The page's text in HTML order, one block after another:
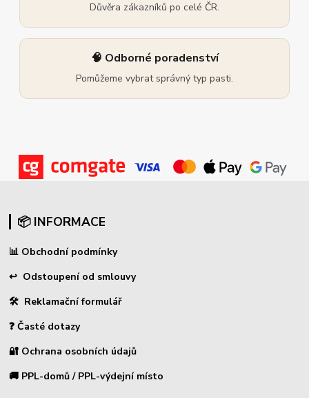
Důvěra zákazníků po celé ČR.
🧠 Odborné poradenství
Pomůžeme vybrat správný typ pasti.
📦 INFORMACE
📊 Obchodní podmínky
↩ Odstoupení od smlouvy
🛠 Reklamační formulář
❓ Časté dotazy
🔐 Ochrana osobních údajů
🚚 PPL-domů / PPL-výdejní místo